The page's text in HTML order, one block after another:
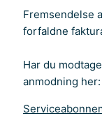
Fremsendelse
forfaldne
Har du
anmodning her: